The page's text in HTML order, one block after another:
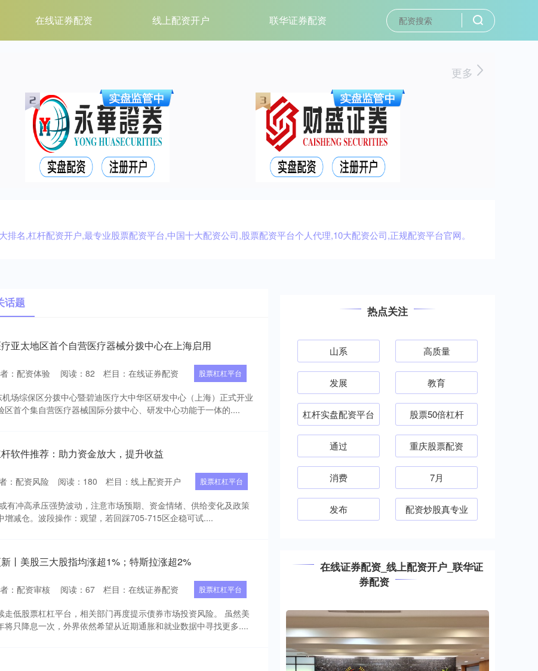
在线证券配资 线上配资开户 联华证券配资
更多
名,杠杆配资开户,最专业股票配资平台,中国十大配资公司,股票配资平台个人代理,10大配资公司,正规配资平台官网。
话题
亚太地区首个自营医疗器械分拨中心在上海启用
：配资体验 阅读： 82 栏目： 在线证券配资 股票杠杠平台
场综保区分拨中心暨碧迪医疗大中华区研发中心（上海）正式开业
区首个集自营医疗器械国际分拨中心、研发中心功能于一体的....
软件推荐：助力资金放大，提升收益
：配资风险 阅读： 180 栏目： 线上配资开户 股票杠杠平台
有冲高承压强势波动，注意市场预期、资金情绪、供给变化及政策
增减仓。波段操作：观望，若回踩705-715区企稳可试....
丨美股三大股指均涨超1%；特斯拉涨超2%
：配资审核 阅读： 67 栏目： 在线证券配资 股票杠杠平台
走低股票杠杠平台，相关部门再度提示债券市场投资风险。 虽然美
将只降息一次，外界依然希望从近期通胀和就业数据中寻找更多....
热点关注
山系 高质量
发展 教育
杠杆实盘配资平台 股票50倍杠杆
通过 重庆股票配资
消费 7月
发布 配资炒股真专业
在线证券配资_线上配资开户_联华证
券配资